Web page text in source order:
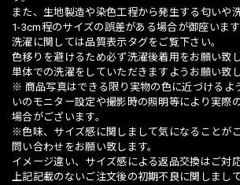
また、生地製造や染色工程から発生する匂いや
1-3cm程のサイズの誤差がある場合が御座います
洗濯に関しては品質表示タグをご覧下さい。
色移りを避けるため必ず洗濯後着用をお願い致
単体での洗濯をしていただきますようお願い致し
※ 商品写真はできる限り実物の色に近づけるよ
いのモニター設定や撮影時の照明等により実際
場合がございます。
※色味、サイズ感に関しまして気になることが
問い合わせをお願い致します。
イメージ違い、サイズ感による返品交換はご対
上記記載のないご注文後の初期不良に関しまし